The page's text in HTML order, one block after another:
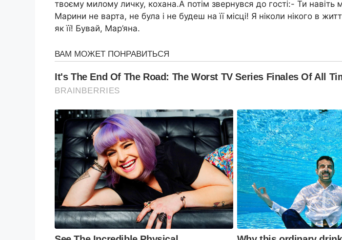
твоєму милому личку, кохана.А потім звернувся до гості:- Ти навіть
Марини не варта, не була і не будеш на її місці! Я ніколи нікого в
як її! Бувай, Мар’яна.